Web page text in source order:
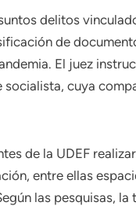
delitos
de
El juez
cuya
de la UDEF
entre ellas
las pesquisas,